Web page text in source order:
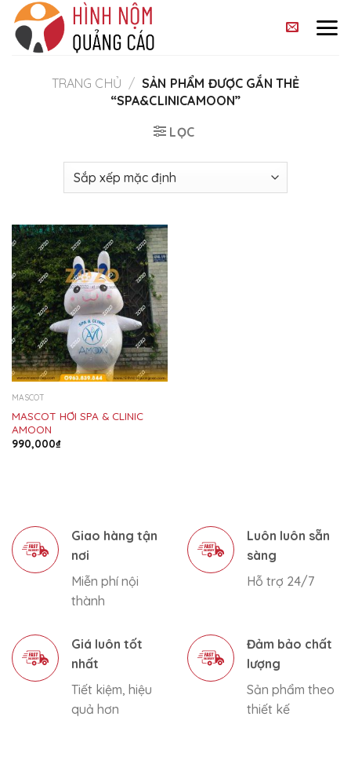
Skip
content
TRANG CHỦ / SẢN PHẨM ĐƯỢC GẮN THẺ
“SPA&CLINICAMOON”
LỌC
MASCOT
MASCOT HƠI SPA & CLINIC
AMOON
990,000₫
Giao hàng tận
nơi
Miễn phí nội
thành
Luôn luôn sẵn
sàng
Hỗ trợ 24/7
Giá luôn tốt
nhất
Tiết kiệm, hiệu
quả hơn
Đảm bảo chất
lượng
Sản phẩm theo
thiết kế